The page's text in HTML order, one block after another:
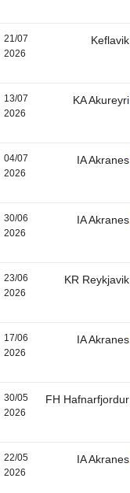
21/07
2026
Keflavik
13/07
2026
KA Akureyri
04/07
2026
IA Akranes
30/06
2026
IA Akranes
23/06
2026
KR Reykjavik
17/06
2026
IA Akranes
30/05
2026
FH Hafnarfjordur
22/05
2026
IA Akranes